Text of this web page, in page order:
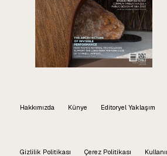
Hakkımızda Künye Editoryel Yaklaşım
Gizlilik Politikası Çerez Politikası